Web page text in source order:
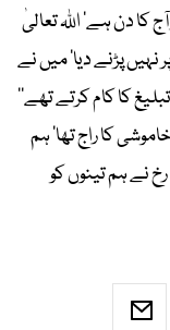
کا دن ہے‘ اللہ تعالیٰ
پڑنے دیا‘ میں نے
تبلیغ کا کام کرتے تھے‘‘
کا راج تھا‘ ہم
نے ہم تینوں کو